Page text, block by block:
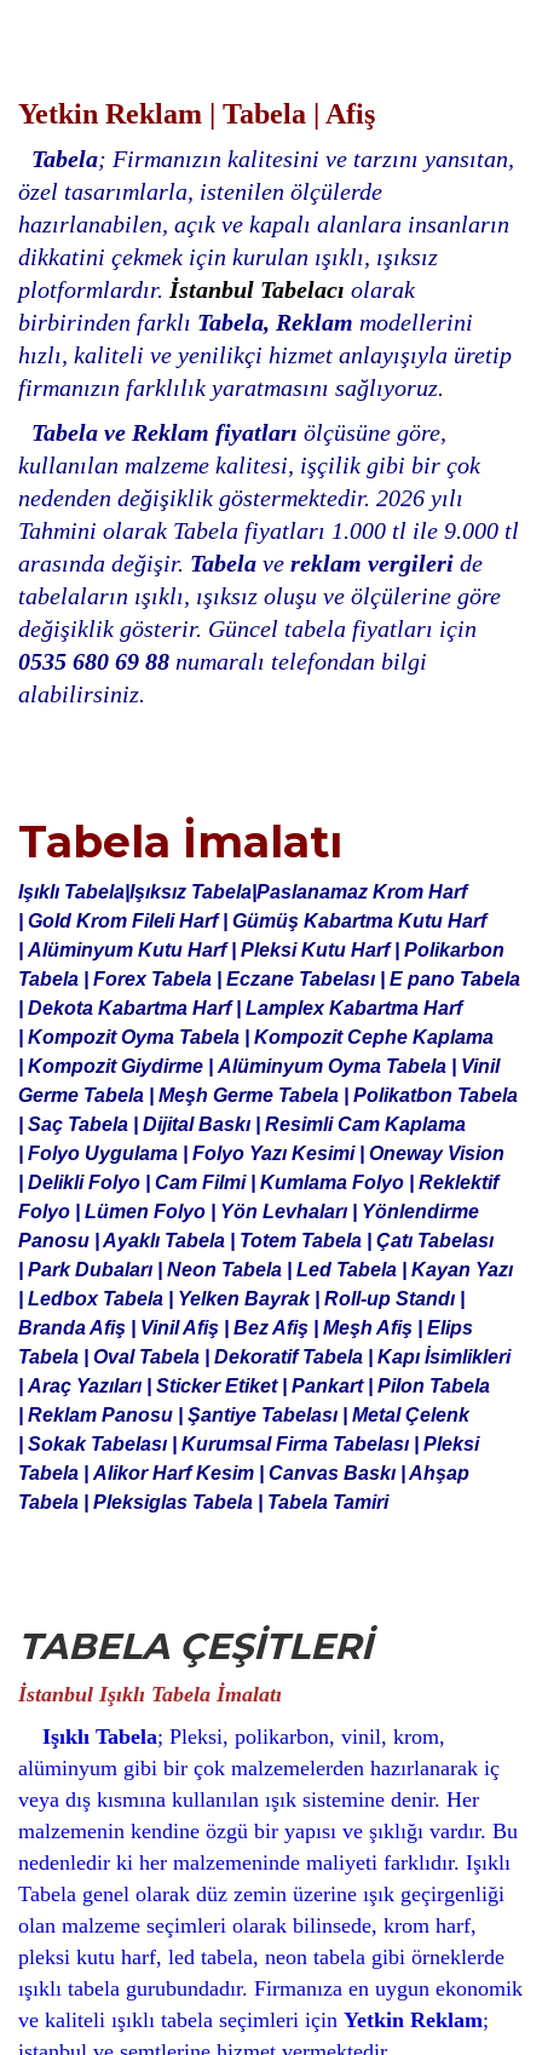
Yetkin Reklam | Tabela | Afiş
Tabela; Firmanızın kalitesini ve tarzını yansıtan,
özel tasarımlarla, istenilen ölçülerde
hazırlanabilen, açık ve kapalı alanlara insanların
dikkatini çekmek için kurulan ışıklı, ışıksız
plotformlardır. İstanbul Tabelacı olarak
birbirinden farklı Tabela, Reklam modellerini
hızlı, kaliteli ve yenilikçi hizmet anlayışıyla üretip
firmanızın farklılık yaratmasını sağlıyoruz.
Tabela ve Reklam fiyatları ölçüsüne göre,
kullanılan malzeme kalitesi, işçilik gibi bir çok
nedenden değişiklik göstermektedir. 2026 yılı
Tahmini olarak Tabela fiyatları 1.000 tl ile 9.000 tl
arasında değişir. Tabela ve reklam vergileri de
tabelaların ışıklı, ışıksız oluşu ve ölçülerine göre
değişiklik gösterir. Güncel tabela fiyatları için
0535 680 69 88 numaralı telefondan bilgi
alabilirsiniz.
Tabela İmalatı
Işıklı Tabela| Işıksız Tabela| Paslanamaz Krom Harf
Gold Krom Fileli Harf | Gümüş Kabartma Kutu Harf
Alüminyum Kutu Harf | Pleksi Kutu Harf | Polikarbon
Tabela | Forex Tabela | Eczane Tabelası | E pano Tabela
Dekota Kabartma Harf | Lamplex Kabartma Harf
Kompozit Oyma Tabela | Kompozit Cephe Kaplama
Kompozit Giydirme | Alüminyum Oyma Tabela | Vinil
Germe Tabela | Meşh Germe Tabela | Polikatbon Tabela
Saç Tabela | Dijital Baskı | Resimli Cam Kaplama
Folyo Uygulama | Folyo Yazı Kesimi | Oneway Vision
Delikli Folyo | Cam Filmi | Kumlama Folyo | Reklektif
Folyo
| Lümen Folyo | Yön Levhaları
Yönlendirme
Panosu
| Ayaklı Tabela | Totem Tabela | Çatı Tabelası
Park Dubaları | Neon Tabela | Led Tabela | Kayan Yazı
Ledbox Tabela | Yelken Bayrak | Roll-up Standı
Branda Afiş | Vinil Afiş | Bez Afiş | Meşh Afiş | Elips
Tabela | Oval Tabela | Dekoratif Tabela | Kapı İsimlikleri
Araç Yazıları | Sticker Etiket | Pankart | Pilon Tabela
Reklam Panosu | Şantiye Tabelası | Metal Çelenk
Sokak Tabelası | Kurumsal Firma Tabelası | Pleksi
Tabela | Alikor Harf Kesim | Canvas Baskı | Ahşap
Tabela | Pleksiglas Tabela | Tabela Tamiri
TABELA ÇEŞİTLERİ
İstanbul Işıklı Tabela İmalatı
Işıklı Tabela; Pleksi, polikarbon, vinil, krom,
alüminyum gibi bir çok malzemelerden hazırlanarak iç
veya dış kısmına kullanılan ışık sistemine denir. Her
malzemenin kendine özgü bir yapısı ve şıklığı vardır. Bu
nedenledir ki her malzemeninde maliyeti farklıdır. Işıklı
Tabela genel olarak düz zemin üzerine ışık geçirgenliği
olan malzeme seçimleri olarak bilinsede, krom harf,
pleksi kutu harf, led tabela, neon tabela gibi örneklerde
ışıklı tabela gurubundadır. Firmanıza en uygun ekonomik
ve kaliteli ışıklı tabela seçimleri için Yetkin Reklam;